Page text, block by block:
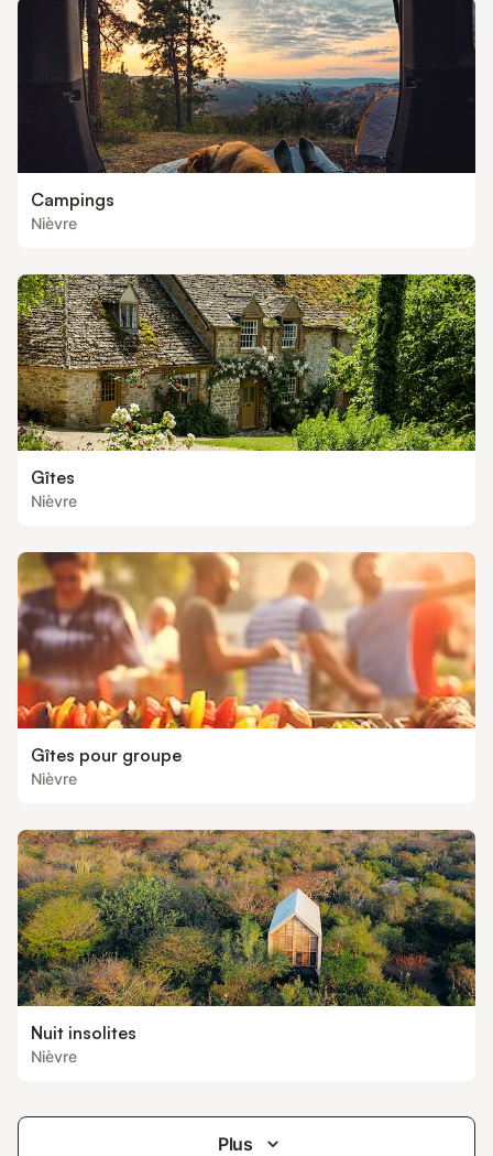
Campings
Nièvre
Gîtes
Nièvre
Gîtes pour groupe
Nièvre
Nuit insolites
Nièvre
Plus